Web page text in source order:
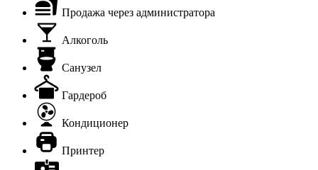
Продажа через администратора
Алкоголь
Санузел
Гардероб
Кондиционер
Принтер